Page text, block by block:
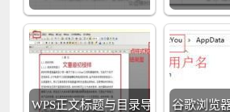
WPS正文标题与目录导 谷歌浏览